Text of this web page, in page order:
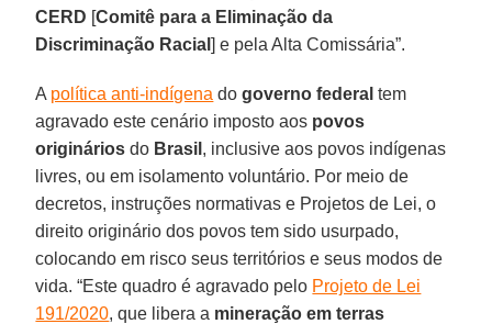
CERD [Comitê para a Eliminação da
Discriminação Racial] e pela Alta Comissária”.
A política anti-indígena dogoverno federal tem
agravado este cenário imposto aos povos
originários do Brasil , inclusive aos povos indígenas
livres, ou em isolamento voluntário. Por meio de
decretos, instruções normativas e Projetos de Lei, o
direito originário dos povos tem sido usurpado,
colocando em risco seus territórios e seus modos de
vida. “Este quadro é agravado pelo Projeto de Lei
191/2020, que libera a mineração em terras